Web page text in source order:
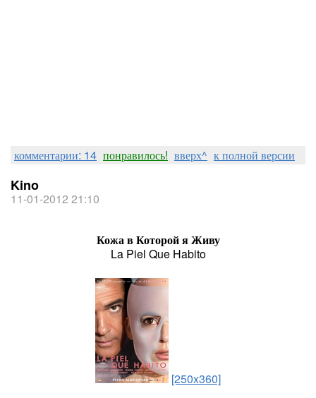
комментарии: 14 понравилось! вверх^ к полной версии
Kino
11-01-2012 21:10
Кожа в Которой я Живу
La Piel Que Habito
[250x360]